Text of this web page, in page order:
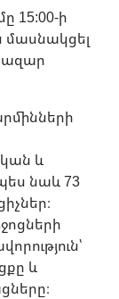
15:00-ի
մասնակցել
և
նաև 73
և